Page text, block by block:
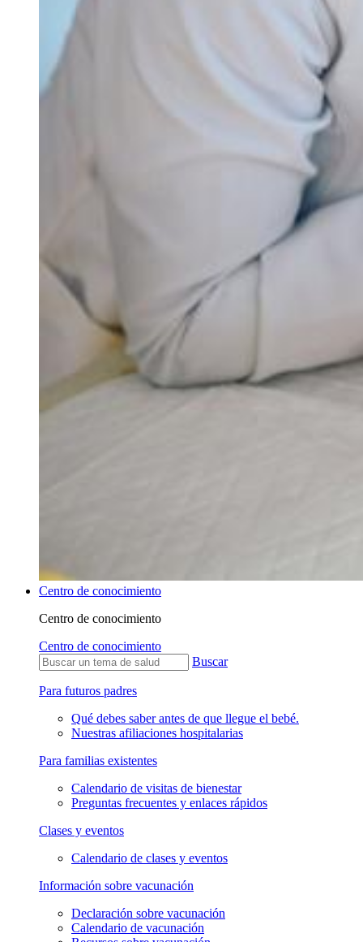
Centro de conocimiento
Centro de conocimiento
Centro de conocimiento
Buscar
Para futuros padres
Qué debes saber antes de que llegue el bebé.
Nuestras afiliaciones hospitalarias
Para familias existentes
Calendario de visitas de bienestar
Preguntas frecuentes y enlaces rápidos
Clases y eventos
Calendario de clases y eventos
Información sobre vacunación
Declaración sobre vacunación
Calendario de vacunación